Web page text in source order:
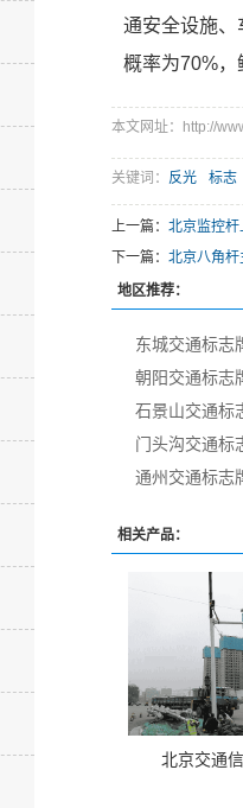
通安全设施、
概率为70%，
本文网址：http://
关键词： 反光 标志
上一篇： 北京监控杆
下一篇： 北京八角杆
地区推荐：
东城交通标志
朝阳交通标志
石景山交通标
门头沟交通标
通州交通标志
相关产品：
北京交通